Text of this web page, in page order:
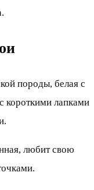
породы, белая с
короткими лапками
любит свою